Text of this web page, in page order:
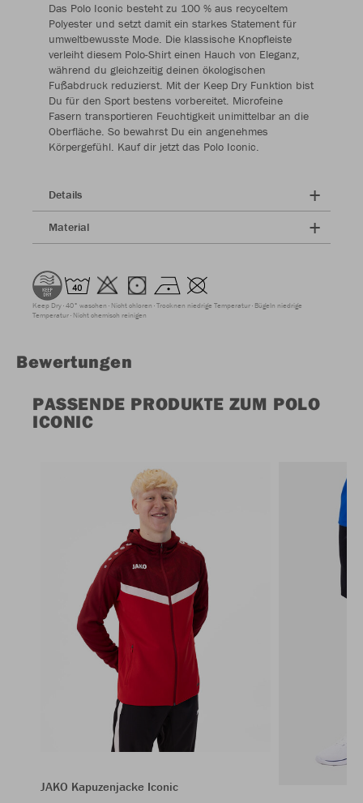
Das Polo Iconic besteht zu 100 % aus recyceltem
Polyester und setzt damit ein starkes Statement für
umweltbewusste Mode. Die klassische Knopfleiste
verleiht diesem Polo-Shirt einen Hauch von Eleganz,
während du gleichzeitig deinen ökologischen
Fußabdruck reduzierst. Mit der Keep Dry Funktion bist
Du für den Sport bestens vorbereitet. Microfeine
Fasern transportieren Feuchtigkeit unimittelbar an die
Oberfläche. So bewahrst Du ein angenehmes
Körpergefühl. Kauf dir jetzt das Polo Iconic.
Details
Material
Keep Dry 40° waschen Nicht chloren Trocknen niedrige Temperatur Bügeln niedrige
Temperatur Nicht chemisch reinigen
Bewertungen
PASSENDE PRODUKTE ZUM POLO
ICONIC
JAKO Kapuzenjacke Iconic